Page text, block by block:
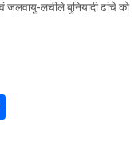
जलवायु-लचीले बुनियादी ढांचे को
S